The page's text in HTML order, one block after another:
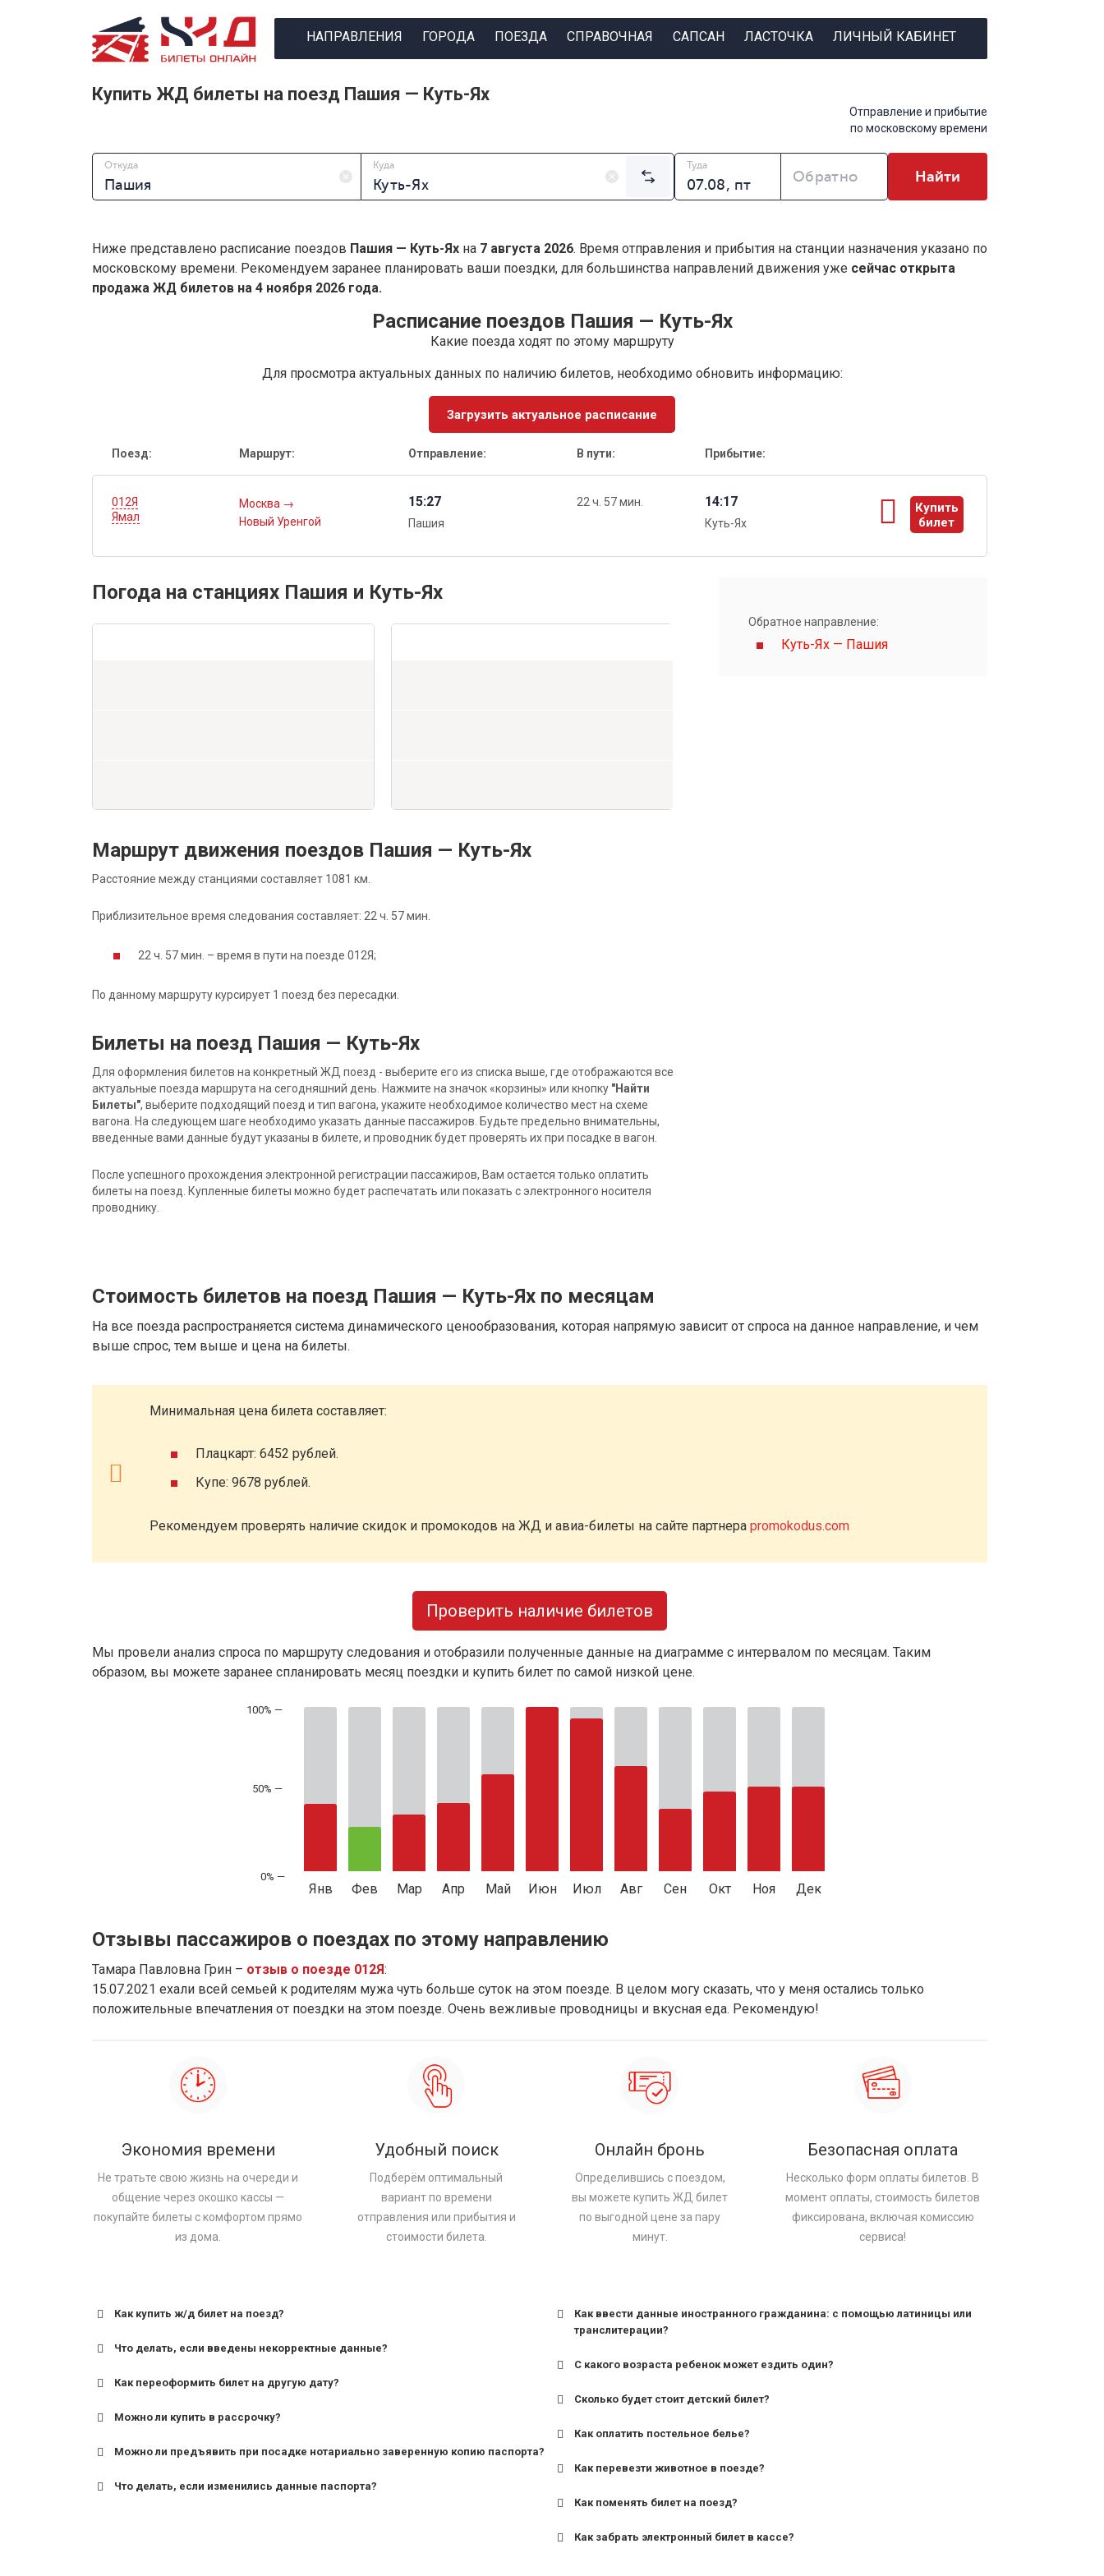
НАПРАВЛЕНИЯ ГОРОДА ПОЕЗДА СПРАВОЧНАЯ САПСАН ЛАСТОЧКА ЛИЧНЫЙ КАБИНЕТ
Купить ЖД билеты на поезд Пашия — Куть-Ях
Отправление и прибытие
по московскому времени
Откуда Куда Туда
Обратно Найти
Ниже представлено расписание поездов Пашия — Куть-Ях на 7 августа 2026. Время отправления и прибытия на станции назначения указано по
московскому времени. Рекомендуем заранее планировать ваши поездки, для большинства направлений движения уже сейчас открыта
продажа ЖД билетов на 4 ноября 2026 года.
Расписание поездов Пашия — Куть-Ях
Какие поезда ходят по этому маршруту
Для просмотра актуальных данных по наличию билетов, необходимо обновить информацию:
Загрузить актуальное расписание
Поезд: Маршрут: Отправление: В пути: Прибытие:
012Я
Ямал
Москва →
Новый Уренгой
15:27
Пашия
22 ч. 57 мин. 14:17
Куть-Ях
Купить
билет
ы
Погода на станциях Пашия и Куть-Ях
Маршрут движения поездов Пашия — Куть-Ях
Расстояние между станциями составляет 1081 км.
Приблизительное время следования составляет: 22 ч. 57 мин.
22 ч. 57 мин. – время в пути на поезде 012Я;
По данному маршруту курсирует 1 поезд без пересадки.
Билеты на поезд Пашия — Куть-Ях
Для оформления билетов на конкретный ЖД поезд - выберите его из списка выше, где отображаются все
актуальные поезда маршрута на сегодняшний день. Нажмите на значок «корзины» или кнопку "Найти
Билеты", выберите подходящий поезд и тип вагона, укажите необходимое количество мест на схеме
вагона. На следующем шаге необходимо указать данные пассажиров. Будьте предельно внимательны,
введенные вами данные будут указаны в билете, и проводник будет проверять их при посадке в вагон.
После успешного прохождения электронной регистрации пассажиров, Вам остается только оплатить
билеты на поезд. Купленные билеты можно будет распечатать или показать с электронного носителя
проводнику.
Обратное направление:
Куть-Ях — Пашия
Стоимость билетов на поезд Пашия — Куть-Ях по месяцам
На все поезда распространяется система динамического ценообразования, которая напрямую зависит от спроса на данное направление, и чем
выше спрос, тем выше и цена на билеты.
Минимальная цена билета составляет:
Плацкарт: 6452 рублей.
Купе: 9678 рублей.
Рекомендуем проверять наличие скидок и промокодов на ЖД и авиа-билеты на сайте партнера promokodus.com
Проверить наличие билетов
Мы провели анализ спроса по маршруту следования и отобразили полученные данные на диаграмме с интервалом по месяцам. Таким
образом, вы можете заранее спланировать месяц поездки и купить билет по самой низкой цене.
50% —
Янв Фев Мар Апр Май Июн Июл Авг Сен Окт Ноя Дек
Отзывы пассажиров о поездах по этому направлению
Тамара Павловна Грин – отзыв о поезде 012Я:
15.07.2021 ехали всей семьей к родителям мужа чуть больше суток на этом поезде. В целом могу сказать, что у меня остались только
положительные впечатления от поездки на этом поезде. Очень вежливые проводницы и вкусная еда. Рекомендую!
Экономия времени
Не тратьте свою жизнь на очереди и
общение через окошко кассы —
покупайте билеты с комфортом прямо
из дома.
Удобный поиск
Подберём оптимальный
вариант по времени
отправления или прибытия и
стоимости билета.
Онлайн бронь
Определившись с поездом,
вы можете купить ЖД билет
по выгодной цене за пару
минут.
Безопасная оплата
Несколько форм оплаты билетов. В
момент оплаты, стоимость билетов
фиксирована, включая комиссию
сервиса!
Как купить ж/д билет на поезд?
Что делать, если введены некорректные данные?
Как переоформить билет на другую дату?
Можно ли купить в рассрочку?
Можно ли предъявить при посадке нотариально заверенную копию паспорта?
Что делать, если изменились данные паспорта?
Как ввести данные иностранного гражданина: с помощью латиницы или
транслитерации?
С какого возраста ребенок может ездить один?
для поездов дальнего следования — от 10 лет и старше;
Сколько будет стоит детский билет?
Как оплатить постельное белье?
Как перевезти животное в поезде?
Как поменять билет на поезд?
Как забрать электронный билет в кассе?